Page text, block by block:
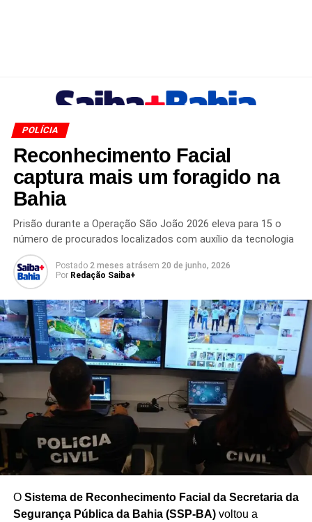
POLÍCIA
Reconhecimento Facial
captura mais um foragido na
Bahia
Prisão durante a Operação São João 2026 eleva para 15 o
número de procurados localizados com auxílio da tecnologia
Postado 2 meses atrásem 20 de junho, 2026
Por Redação Saiba+
O Sistema de Reconhecimento Facial da Secretaria da
Segurança Pública da Bahia (SSP-BA)voltou a